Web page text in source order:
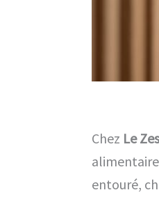
Chez Le
entouré,